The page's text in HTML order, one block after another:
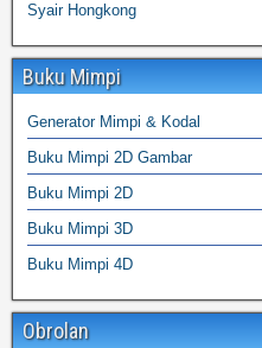
Syair Hongkong
Buku Mimpi
Generator Mimpi & Kodal
Buku Mimpi 2D Gambar
Buku Mimpi 2D
Buku Mimpi 3D
Buku Mimpi 4D
Obrolan